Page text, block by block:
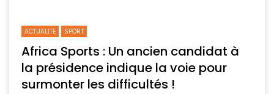
ACTUALITE SPORT
Africa Sports : Un ancien candidat à
la présidence indique la voie pour
surmonter les difficultés !